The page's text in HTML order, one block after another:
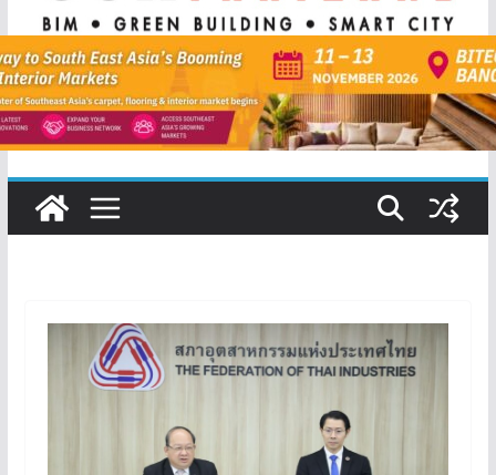
IHG Hotels & Resorts เปิดตัว ฮอลิเดย์ อินน์ เอ็กซ์เพรส
อ่าวนางแห่งแรกในกระบี่